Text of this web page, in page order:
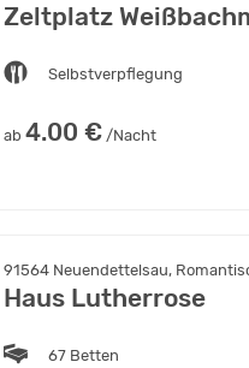
Zeltplatz
Selbstverpflegung
ab 4.00 € /Nacht
91564 Neuendettelsau,
Haus Lutherrose
67 Betten